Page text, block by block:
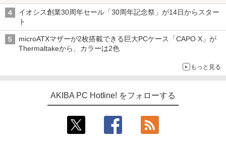
ーム』】
イオシス創業30周年セール「30周年記念祭」が14日からスター
ト
microATXマザーが2枚搭載できる巨大PCケース「CAPO X」が
Thermaltakeから、カラーは2色
もっと見る
AKIBA PC Hotline! をフォローする